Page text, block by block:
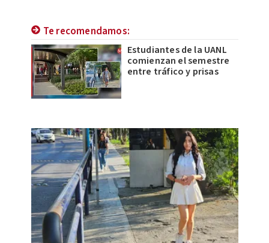
Te recomendamos:
Estudiantes de la UANL
comienzan el semestre
entre tráfico y prisas